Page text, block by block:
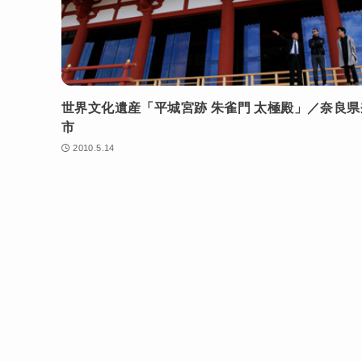
世界文化遺産「平城宮跡 朱雀門 太極殿」／奈良
市
2010.5.14